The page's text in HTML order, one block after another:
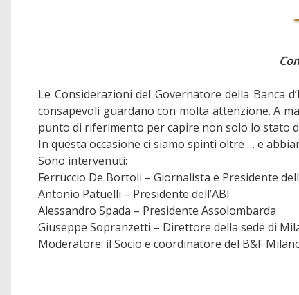
Le Considerazioni del Governatore della
consapevoli guardano con molta attenzione. A
punto di riferimento per capire non solo lo stato
In questa occasione ci siamo spinti oltre … e
Sono intervenuti:
Ferruccio De Bortoli – Giornalista e Presidente
Antonio Patuelli – Presidente dell’ABI
Alessandro Spada – Presidente Assolombarda
Giuseppe Sopranzetti – Direttore della sede di
Moderatore: il Socio e coordinatore del B&F